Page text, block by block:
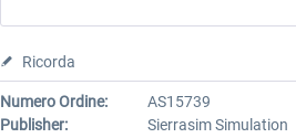
Ricorda
Numero Ordine:
AS15739
Publisher:
Sierrasim Simulation